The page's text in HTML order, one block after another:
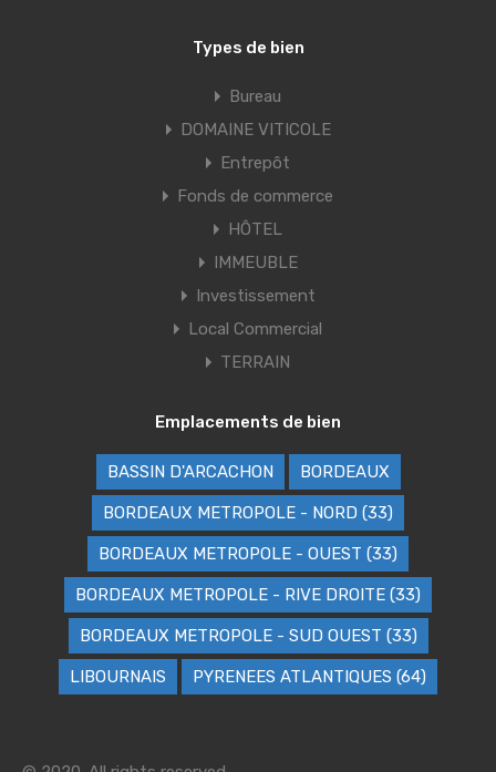
Types de bien
Bureau
DOMAINE VITICOLE
Entrepôt
Fonds de commerce
HÔTEL
IMMEUBLE
Investissement
Local Commercial
TERRAIN
Emplacements de bien
BASSIN D'ARCACHON BORDEAUX
BORDEAUX METROPOLE - NORD (33)
BORDEAUX METROPOLE - OUEST (33)
BORDEAUX METROPOLE - RIVE DROITE (33)
BORDEAUX METROPOLE - SUD OUEST (33)
LIBOURNAIS PYRENEES ATLANTIQUES (64)